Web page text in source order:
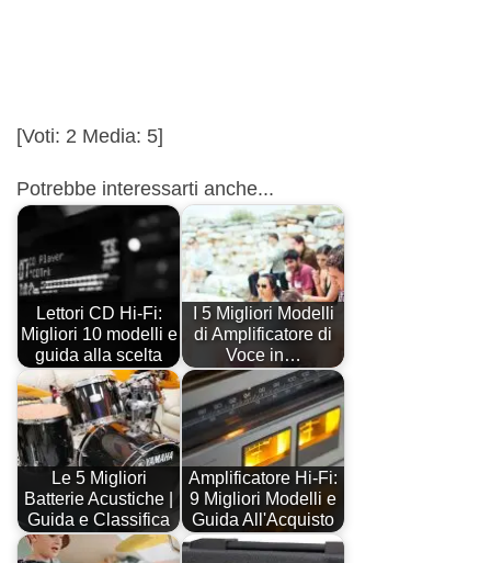
[Voti: 2 Media: 5]
Potrebbe interessarti anche...
Lettori CD Hi-Fi:
Migliori 10 modelli e
guida alla scelta
I 5 Migliori Modelli
di Amplificatore di
Voce in…
Le 5 Migliori
Batterie Acustiche |
Guida e Classifica
Amplificatore Hi-Fi:
9 Migliori Modelli e
Guida All'Acquisto